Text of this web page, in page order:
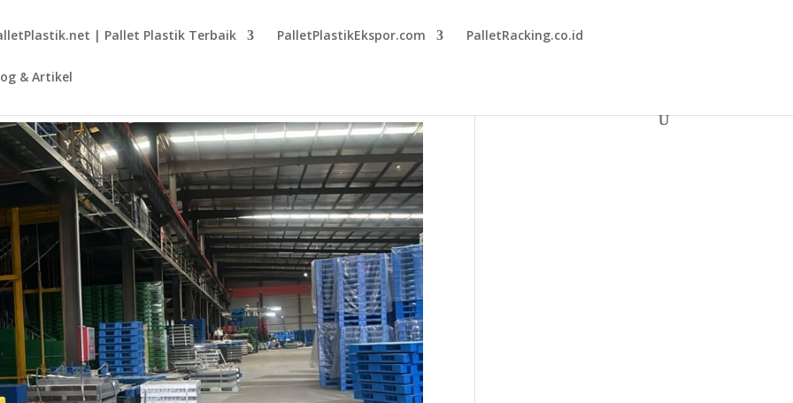
| Pallet Plastik Terbaik PalletPlastikEkspor.com PalletRacking.co.id
& Artikel